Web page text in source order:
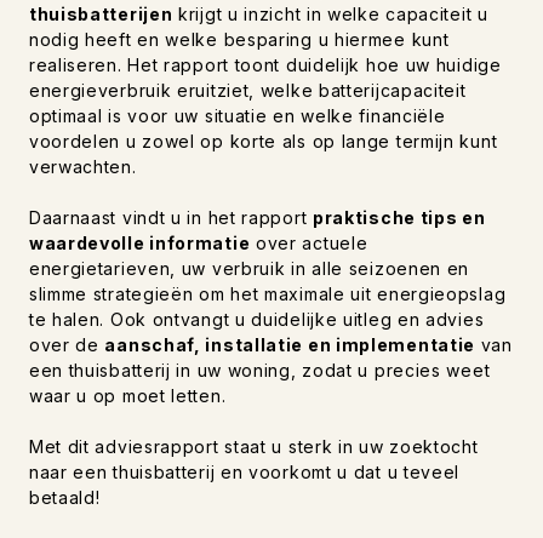
thuisbatterijen krijgt u inzicht in welke capaciteit u
nodig heeft en welke besparing u hiermee kunt
realiseren. Het rapport toont duidelijk hoe uw huidige
energieverbruik eruitziet, welke batterijcapaciteit
optimaal is voor uw situatie en welke financiële
voordelen u zowel op korte als op lange termijn kunt
verwachten.
Daarnaast vindt u in het rapport praktische tips en
waardevolle informatie over actuele
energietarieven, uw verbruik in alle seizoenen en
slimme strategieën om het maximale uit energieopslag
te halen. Ook ontvangt u duidelijke uitleg en advies
over de aanschaf, installatie en implementatie van
een thuisbatterij in uw woning, zodat u precies weet
waar u op moet letten.
Met dit adviesrapport staat u sterk in uw zoektocht
naar een thuisbatterij en voorkomt u dat u teveel
betaald!